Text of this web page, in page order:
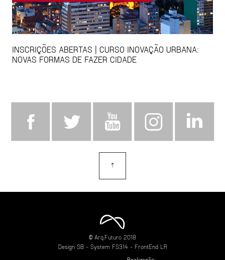
INSCRIÇÕES ABERTAS | CURSO INOVAÇÃO URBANA:
NOVAS FORMAS DE FAZER CIDADE
⇡
© Arq.Futuro 2018
Design SB- System FS314 - FrontEnd LR